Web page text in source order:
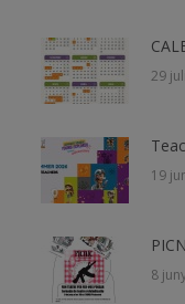
29
19
8